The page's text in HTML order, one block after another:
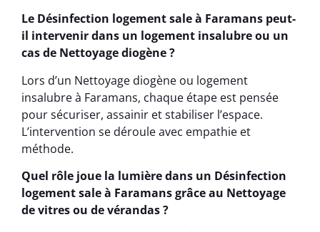
Le Désinfection logement sale à Faramans peut-
il intervenir dans un logement insalubre ou un
cas de Nettoyage diogène ?
Lors d’un Nettoyage diogène ou logement
insalubre à Faramans, chaque étape est pensée
pour sécuriser, assainir et stabiliser l’espace.
L’intervention se déroule avec empathie et
méthode.
Quel rôle joue la lumière dans un Désinfection
logement sale à Faramans grâce au Nettoyage
de vitres ou de vérandas ?